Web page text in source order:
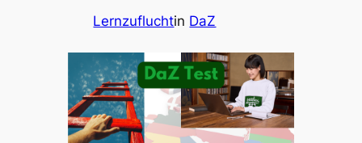
Lernzufluchtin DaZ